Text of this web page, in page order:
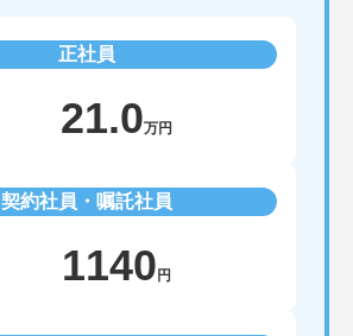
正社員
21.0万円
契約社員・嘱託社員
1140 円